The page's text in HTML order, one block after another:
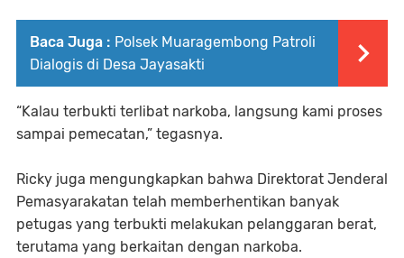
Baca Juga : Polsek Muaragembong Patroli
Dialogis di Desa Jayasakti
“Kalau terbukti terlibat narkoba, langsung kami proses
sampai pemecatan,” tegasnya.
Ricky juga mengungkapkan bahwa Direktorat Jenderal
Pemasyarakatan telah memberhentikan banyak
petugas yang terbukti melakukan pelanggaran berat,
terutama yang berkaitan dengan narkoba.